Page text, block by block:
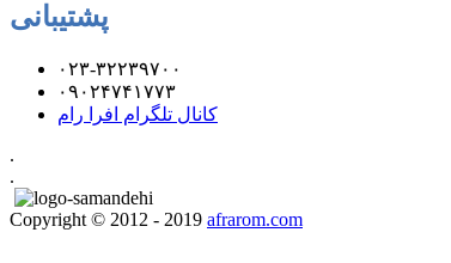
پشتیبانی
۰۲۳-۳۲۲۳۹۷۰۰
۰۹۰۲۴۷۴۱۷۷۳
کانال تلگرام افرا رام
.
.
Copyright © 2012 - 2019 afrarom.com